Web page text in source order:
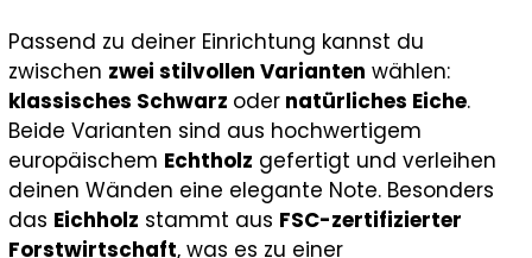
Passend zu deiner Einrichtung kannst du
zwischen zwei stilvollen Varianten wählen:
klassisches Schwarz odernatürliches Eiche.
Beide Varianten sind aus hochwertigem
europäischem Echtholz gefertigt und verleihen
deinen Wänden eine elegante Note. Besonders
das Eichholz stammt aus FSC-zertifizierter
Forstwirtschaft, was es zu einer